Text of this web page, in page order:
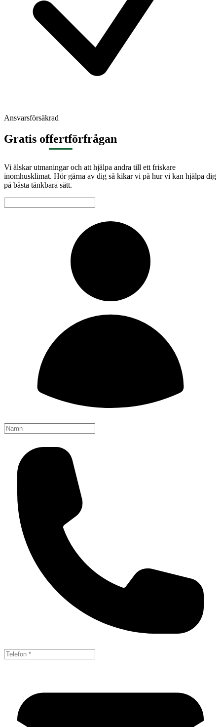
Ansvarsförsäkrad
Gratis offertförfrågan
Vi älskar utmaningar och att hjälpa andra till ett friskare
inomhusklimat. Hör gärna av dig så kikar vi på hur vi kan hjälpa dig
på bästa tänkbara sätt.